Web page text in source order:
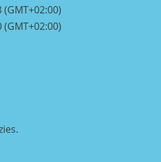
(GMT+02:00)
(GMT+02:00)